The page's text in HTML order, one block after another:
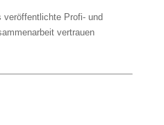
veröffentlichte Profi- und
vertrauen